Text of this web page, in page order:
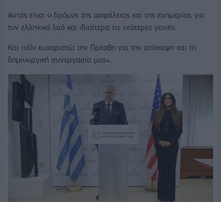
Αυτός είναι ο δρόμος της ασφάλειας και της ευημερίας για
τον ελληνικό λαό και ιδιαίτερα τις νεότερες γενιές.
Και πάλι ευχαριστώ την Πρέσβη για την επίσκεψη και τη
δημιουργική συνεργασία μας».